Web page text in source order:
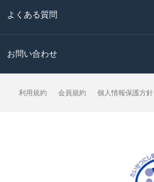
よくある質問
お問い合わせ
利用規約 会員規約 個人情報保護方針